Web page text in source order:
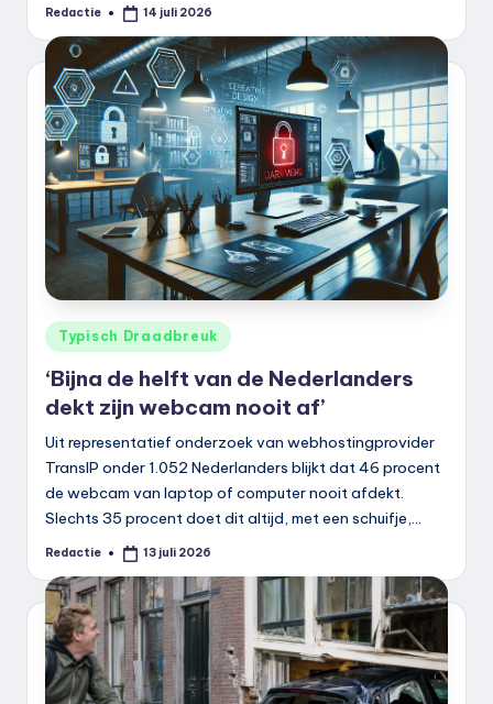
Geplaatst
Redactie 14 juli 2026
Geplaatst
in
Typisch Draadbreuk
‘Bijna de helft van de Nederlanders
dekt zijn webcam nooit af’
Uit representatief onderzoek van webhostingprovider
TransIP onder 1.052 Nederlanders blijkt dat 46 procent
de webcam van laptop of computer nooit afdekt.
Slechts 35 procent doet dit altijd, met een schuifje,…
Geplaatst
Redactie 13 juli 2026